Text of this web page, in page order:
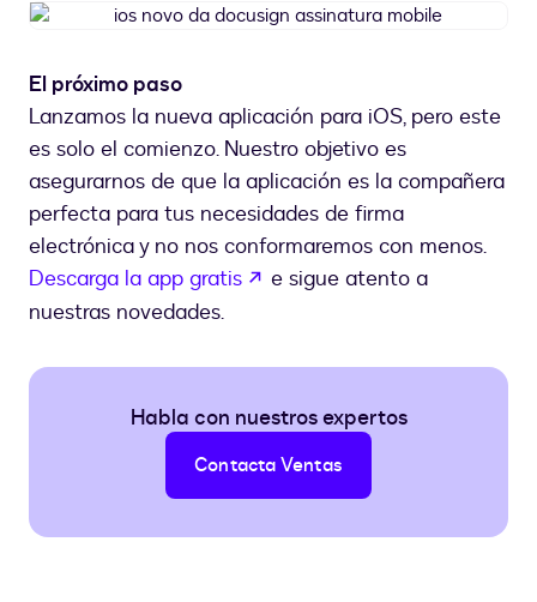
ios
assinatura
mobile
El próximo paso
Lanzamos la nueva aplicación para iOS, pero este
es solo el comienzo. Nuestro objetivo es
asegurarnos de que la aplicación es la compañera
perfecta para tus necesidades de firma
electrónica y no nos conformaremos con menos.
Descarga la app gratis
abre em uma nova guia
e sigue atento a
nuestras novedades.
Habla con nuestros expertos
Contacta Ventas